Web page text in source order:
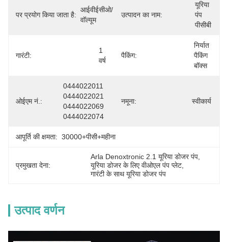
पर प्रयोग किया जाता है:
आईवीईसीओ/
वॉल्यूम
उत्पादन का नाम:
यूरिया
पंप
पीसीबी
गारंटी:
1
वर्ष
पैकिंग:
निर्यात
पैकिंग
बॉक्स
ओईएम नं.:
0444022011
0444022021
0444022069
0444022074
नमूना: स्वीकार्य
आपूर्ति की क्षमता: 30000+पीसी+महीना
प्रमुखता देना:
Arla Denoxtronic 2.1 यूरिया डोजर पंप
यूरिया डोजर के लिए वीओएल पंप प्लेट
गारंटी के साथ यूरिया डोजर पंप
उत्पाद वर्णन